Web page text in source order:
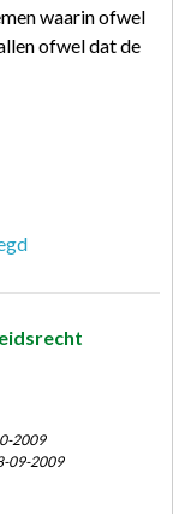
waarin ofwel
ofwel dat de
2009
09-2009